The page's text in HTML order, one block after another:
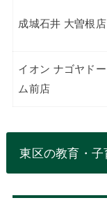
成城石井 大曽根店
イオン ナゴヤドー
ム前店
東区の教育・子